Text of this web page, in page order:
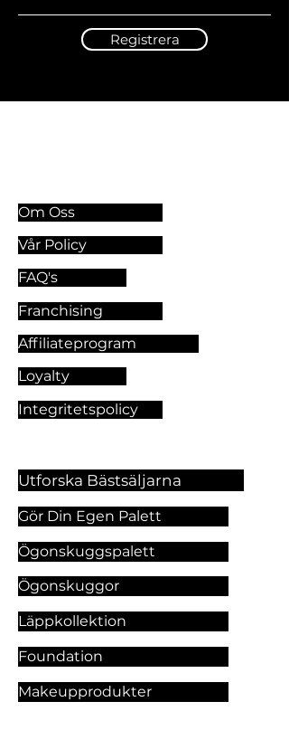
Registrera
Om Oss
Vår Policy
FAQ's
Franchising
Affiliateprogram
Loyalty
Integritetspolicy
Utforska Bästsäljarna
Gör Din Egen Palett
Ögonskuggspalett
Ögonskuggor
Läppkollektion
Foundation
Makeupprodukter